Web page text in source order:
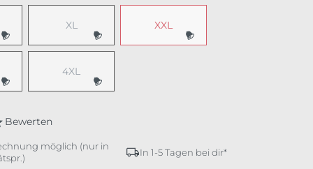
Option ist zurzeit nicht verfügbar.)
XL(Diese Option ist zurzeit nicht verfügbar.)
XXL(Diese Option ist zurzeit nicht
Option ist zurzeit nicht verfügbar.)
4XL(Diese Option ist zurzeit nicht verfügbar.)
Bewerten
möglich (nur in
In 1-5 Tagen bei dir*